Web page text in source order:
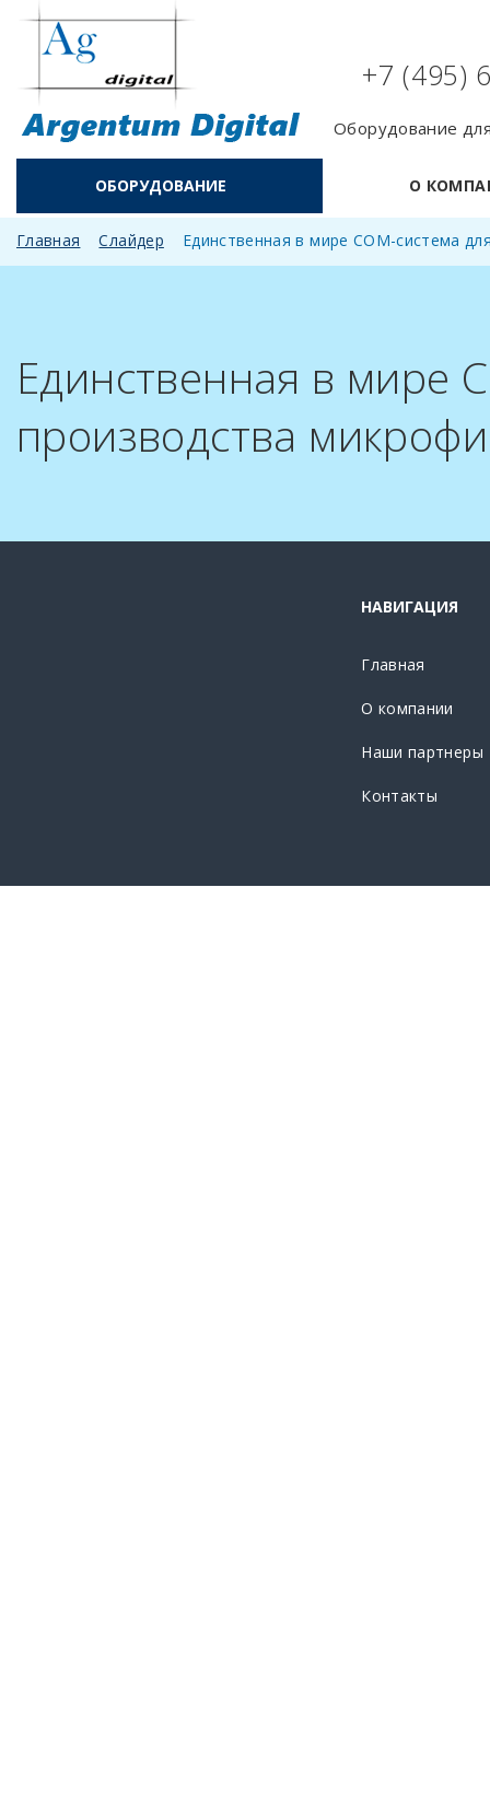
+7 (495)
Оборудование
ОБОРУДОВАНИЕ О
Главная Слайдер Единственная в мире СОМ-система
Единственная в мире
производства
НАВИГАЦИЯ
Главная
О компании
Наши партнеры
Контакты